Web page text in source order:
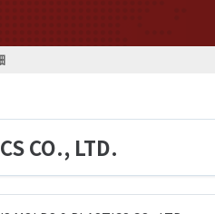
CO., LTD.